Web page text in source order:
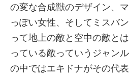
の変な合成獣のデザイン、
っぽい女性、そしてミスバ
って地上の敵と空中の敵と
っている敵っていうジャン
の中ではエキドナがその代